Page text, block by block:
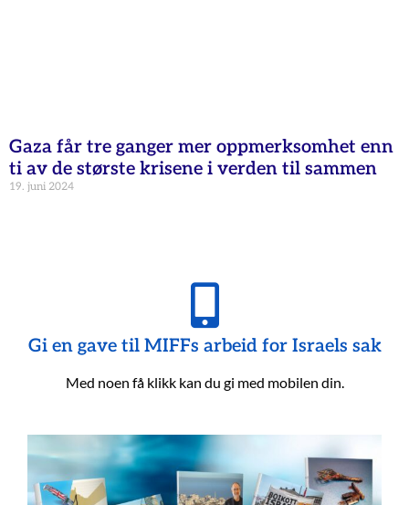
Gaza får tre ganger mer oppmerksomhet enn
ti av de største krisene i verden til sammen
19. juni 2024
Gi en gave til MIFFs arbeid for Israels sak
Med noen få klikk kan du gi med mobilen din.